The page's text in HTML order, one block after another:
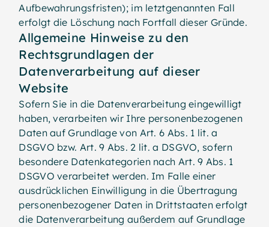
Aufbewahrungsfristen); im letztgenannten Fall
erfolgt die Löschung nach Fortfall dieser Gründe.
Allgemeine Hinweise zu den
Rechtsgrundlagen der
Datenverarbeitung auf dieser
Website
Sofern Sie in die Datenverarbeitung eingewilligt
haben, verarbeiten wir Ihre personenbezogenen
Daten auf Grundlage von Art. 6 Abs. 1 lit. a
DSGVO bzw. Art. 9 Abs. 2 lit. a DSGVO, sofern
besondere Datenkategorien nach Art. 9 Abs. 1
DSGVO verarbeitet werden. Im Falle einer
ausdrücklichen Einwilligung in die Übertragung
personenbezogener Daten in Drittstaaten erfolgt
die Datenverarbeitung außerdem auf Grundlage